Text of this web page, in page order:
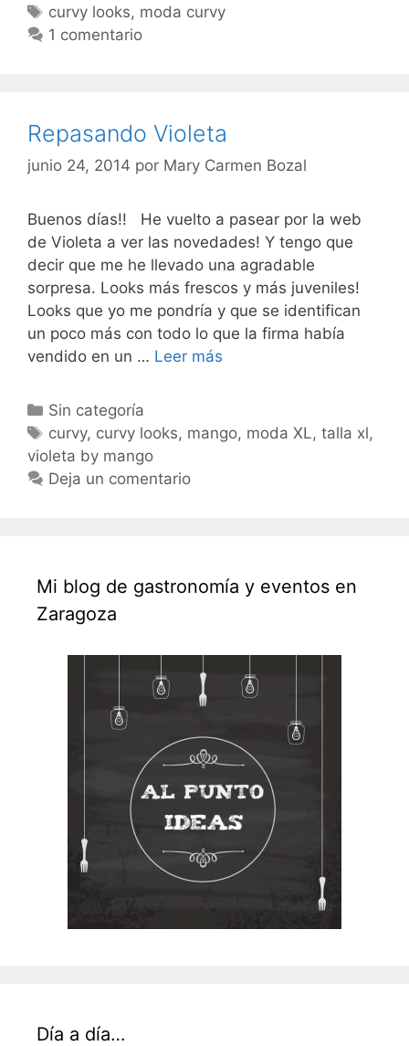
Etiquetas
curvy looks, moda curvy
1 comentario
Repasando Violeta
junio 24, 2014 por Mary Carmen Bozal
Buenos días!! He vuelto a pasear por la web
de Violeta a ver las novedades! Y tengo que
decir que me he llevado una agradable
sorpresa. Looks más frescos y más juveniles!
Looks que yo me pondría y que se identifican
un poco más con todo lo que la firma había
vendido en un … Leer más
Categorías
Sin categoría
Etiquetas
curvy, curvy looks, mango, moda XL,talla xl,
violeta by mango
Deja un comentario
Mi blog de gastronomía y eventos en
Zaragoza
Día a día…